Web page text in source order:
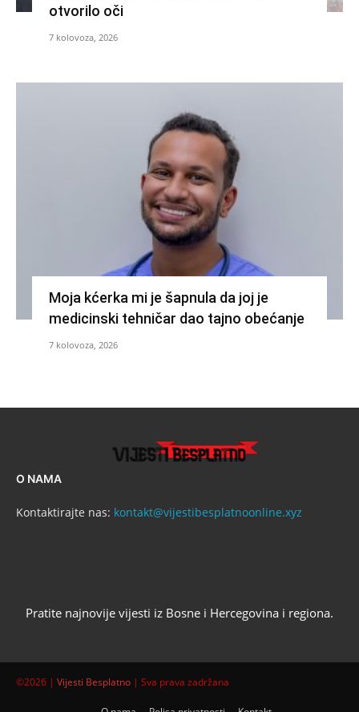
otvorilo oči
7 kolovoza, 2026
Moja kćerka mi je šapnula da joj je
medicinski tehničar dao tajno obećanje
7 kolovoza, 2026
O NAMA
Kontaktirajte nas: kontakt@vijestibesplatnoonline.xyz
Pratite najnovije vijesti iz Bosne i Hercegovina i regiona.
©2026 | Vijesti Besplatno | Sva prava zadržana